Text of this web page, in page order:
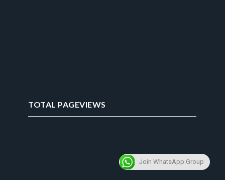
TOTAL PAGEVIEWS
Join WhatsApp Group